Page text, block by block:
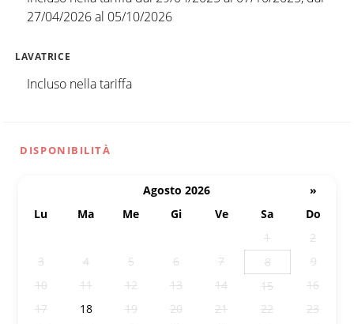
27/04/2026 al 05/10/2026
LAVATRICE
Incluso nella tariffa
DISPONIBILITÀ
Agosto 2026
»
Lu
Ma Me Gi Ve Sa
Do
1
2
3
4 5 6 7 8
9
10
11 12 13 14 15
16
17
18 19 20 21 22
23